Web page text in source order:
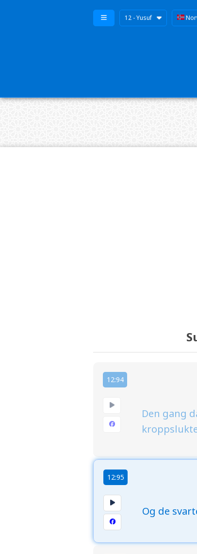
12 - Yusuf
12:94
Den gang
12:95
Og de